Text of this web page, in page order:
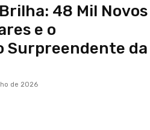
48 Mil Novos
e o
Surpreendente da
de 2026